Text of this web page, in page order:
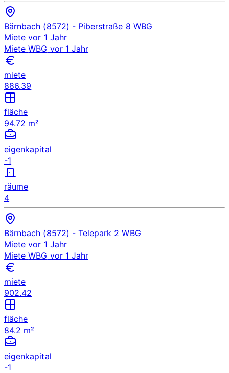
Bärnbach (8572) - Piberstraße 8 WBG
Miete vor 1 Jahr
Miete WBG vor 1 Jahr
miete
886.39
fläche
94.72 m²
eigenkapital
-1
räume
4
Bärnbach (8572) - Telepark 2 WBG
Miete vor 1 Jahr
Miete WBG vor 1 Jahr
miete
902.42
fläche
84.2 m²
eigenkapital
-1